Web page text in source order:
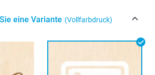
eine Variante (Vollfarbdruck)